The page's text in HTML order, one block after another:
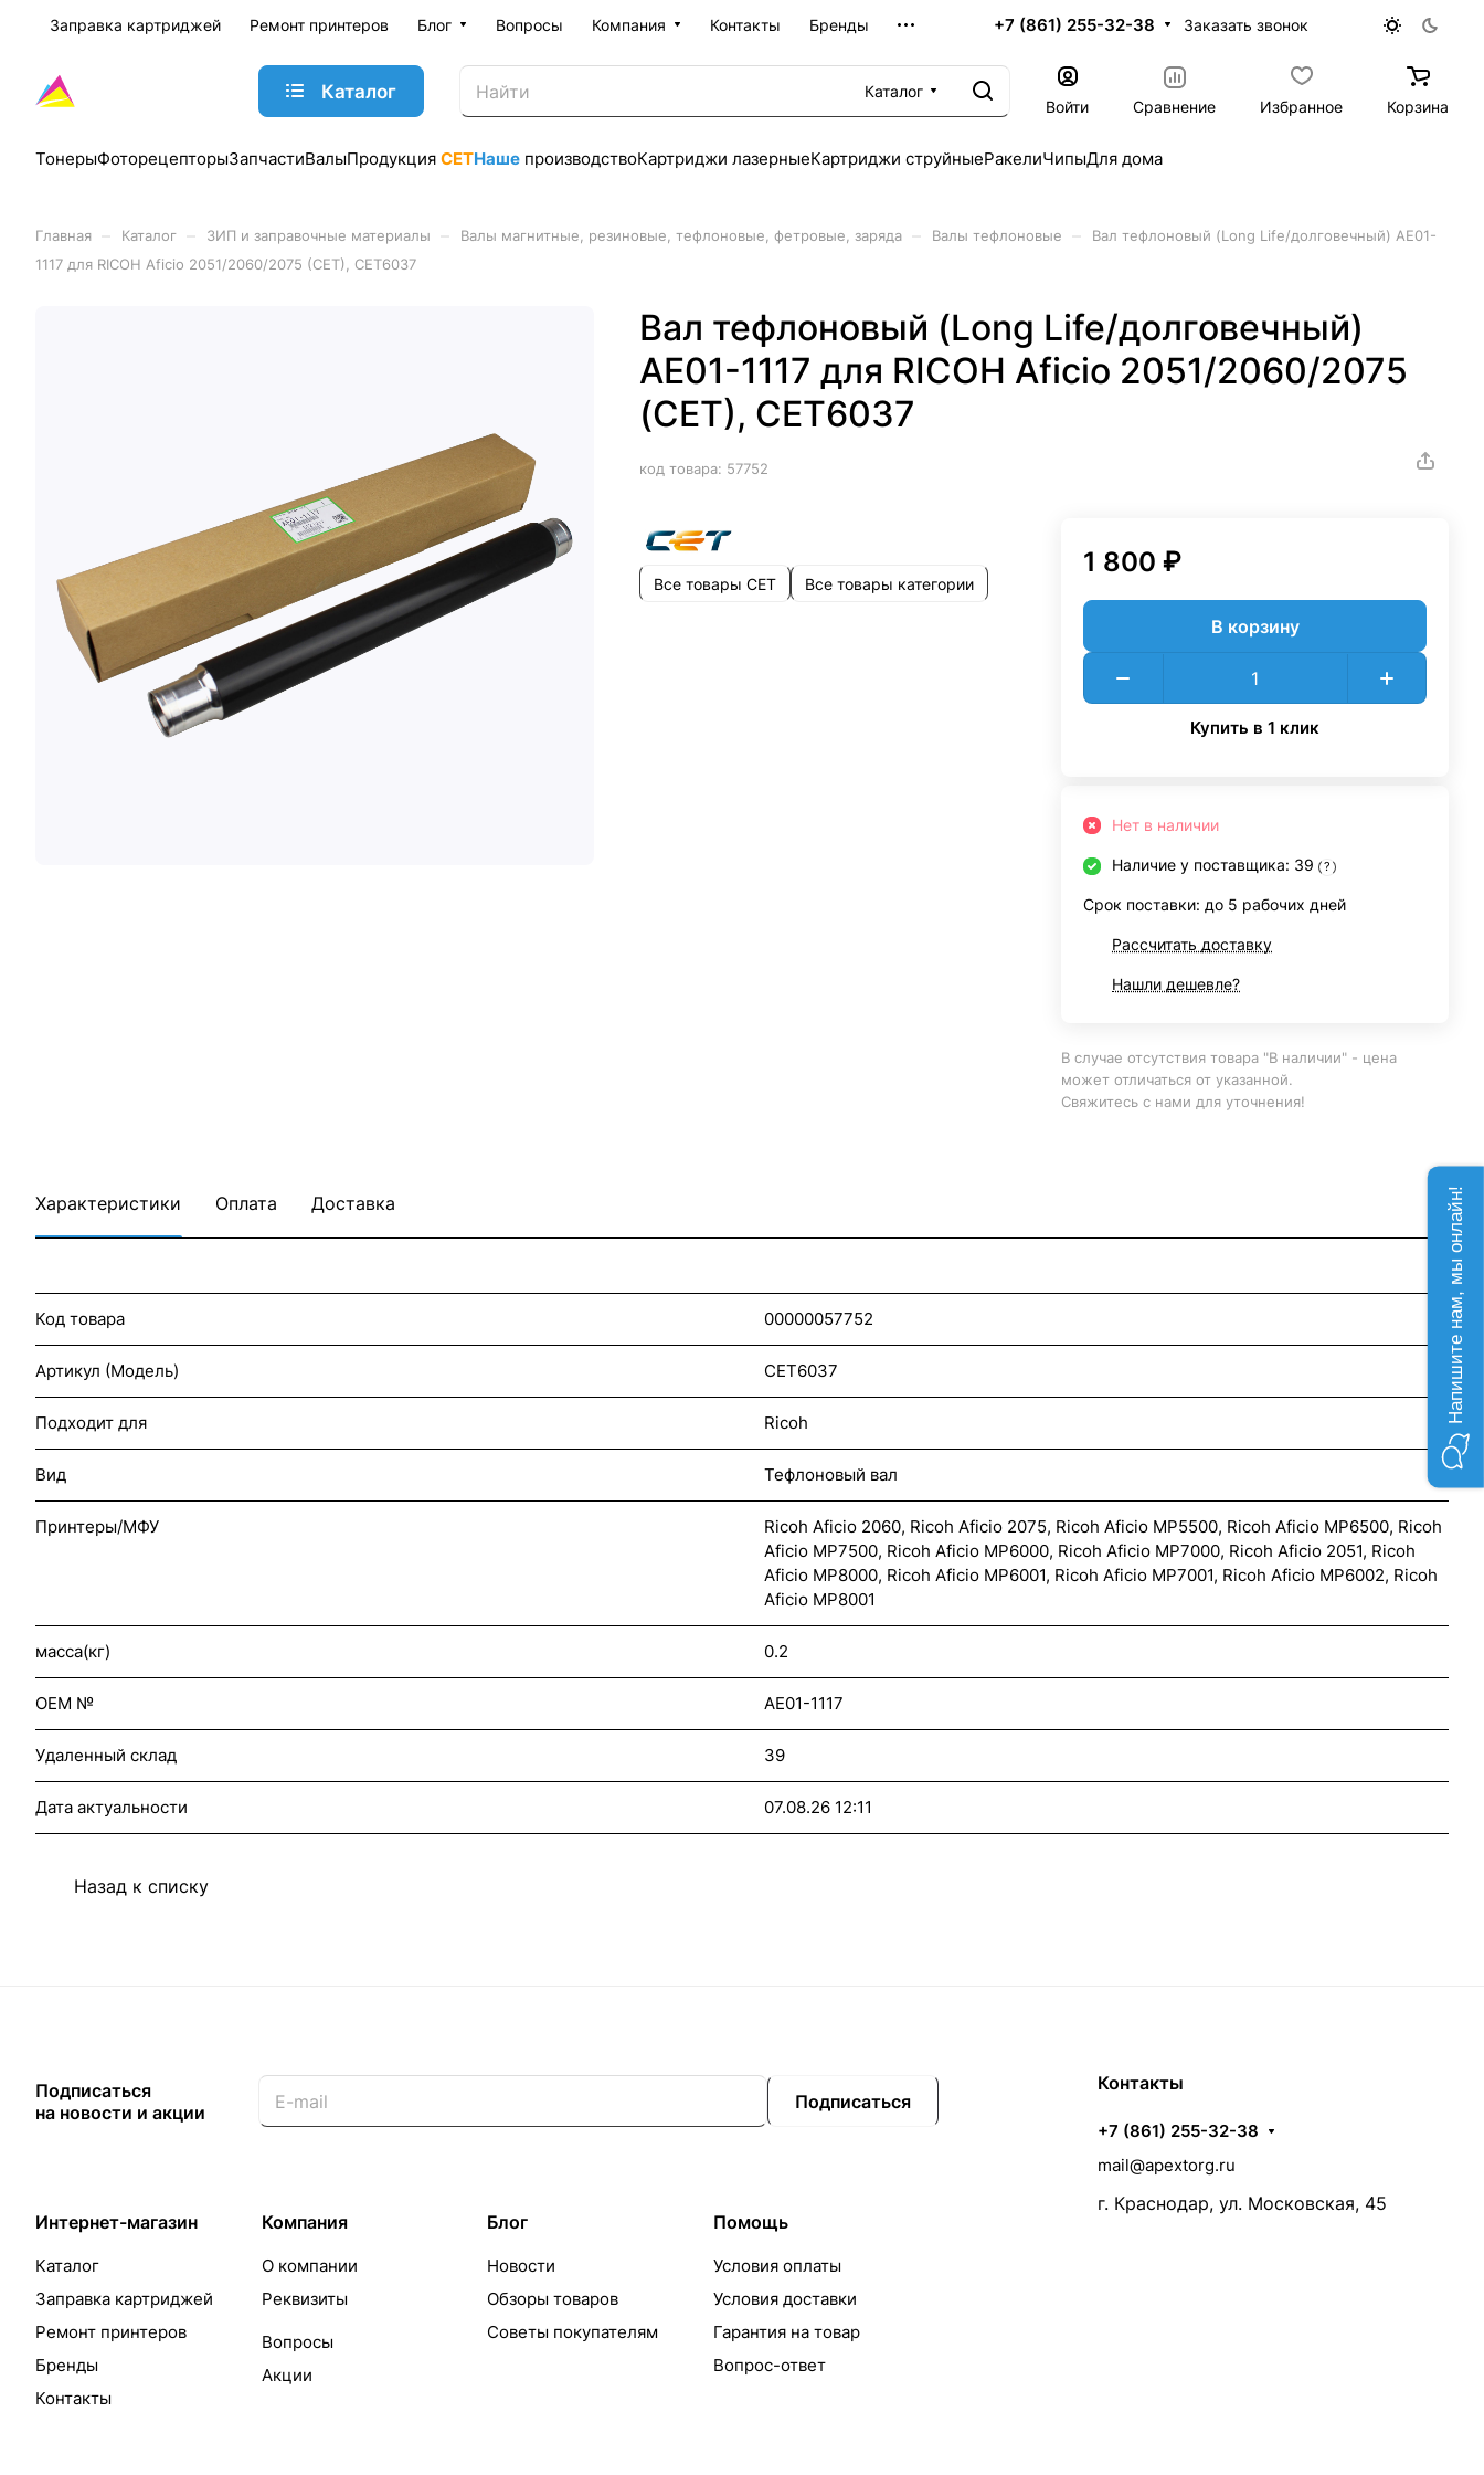
Заправка картриджей Ремонт принтеров Блог Вопросы Компания Контакты Бренды +7 (861) 255-32-38 Заказать звонок
Каталог
Каталог
Войти
Сравнение Избранное Корзина
ТонерыФоторецепторыЗапчастиВалыПродукция CETНаше производствоКартриджи лазерныеКартриджи струйныеРакелиЧипыДля дома
Главная Каталог ЗИП и заправочные материалы Валы магнитные, резиновые, тефлоновые, фетровые, заряда Валы тефлоновые
Вал тефлоновый (Long Life/долговечный) AE01-
1117 для RICOH Aficio 2051/2060/2075 (CET), CET6037
Вал тефлоновый (Long Life/долговечный)
AE01-1117 для RICOH Aficio 2051/2060/2075
(CET), CET6037
код товара: 57752
Все товары CET Все товары категории
1 800 ₽
В корзину
Купить в 1 клик
Нет в наличии
Наличие у поставщика: 39 ?
Срок поставки: до 5 рабочих дней
Рассчитать доставку
Нашли дешевле?
В случае отсутствия товара "В наличии" - цена
может отличаться от указанной.
Свяжитесь с нами для уточнения!
Характеристики Оплата Доставка
Код товара 00000057752
Артикул (Модель) CET6037
Подходит для Ricoh
Вид Тефлоновый вал
Принтеры/МФУ
Ricoh Aficio 2060, Ricoh Aficio 2075, Ricoh Aficio MP5500, Ricoh Aficio MP6500, Ricoh
Aficio MP7500, Ricoh Aficio MP6000, Ricoh Aficio MP7000, Ricoh Aficio 2051, Ricoh
Aficio MP8000, Ricoh Aficio MP6001, Ricoh Aficio MP7001, Ricoh Aficio MP6002, Ricoh
Aficio MP8001
масса(кг) 0.2
OEM № AE01-1117
Удаленный склад 39
Дата актуальности 07.08.26 12:11
Назад к списку
Подписаться
на новости и акции
Подписаться
Интернет-магазин
Каталог
Заправка картриджей
Ремонт принтеров
Бренды
Контакты
Компания
О компании
Реквизиты
Вопросы
Акции
Блог
Новости
Обзоры товаров
Советы покупателям
Помощь
Условия оплаты
Условия доставки
Гарантия на товар
Вопрос-ответ
Контакты
+7 (861) 255-32-38
mail@apextorg.ru
г. Краснодар, ул. Московская, 45
Напишите нам, мы онлайн!